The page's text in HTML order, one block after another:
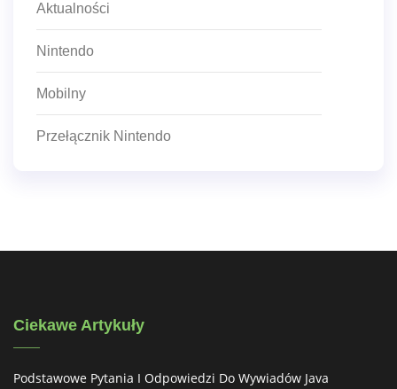
Aktualności
Nintendo
Mobilny
Przełącznik Nintendo
Ciekawe Artykuły
Podstawowe Pytania I Odpowiedzi Do Wywiadów Java